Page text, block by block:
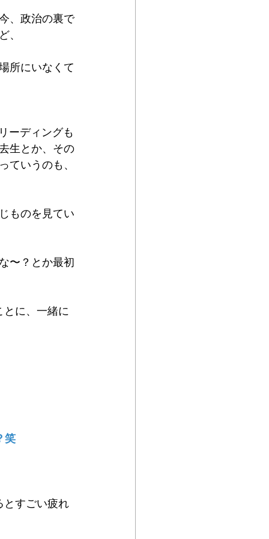
、政治の裏で
、
所にいなくて
ーディングも
生とか、その
ていうのも、
ものを見てい
〜？とか最初
とに、一緒に
笑
とすごい疲れ